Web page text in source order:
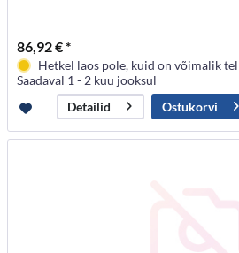
86,92 € *
Hetkel laos pole, kuid on võimalik
Saadaval 1 - 2 kuu jooksul
Detailid
Ostukorvi